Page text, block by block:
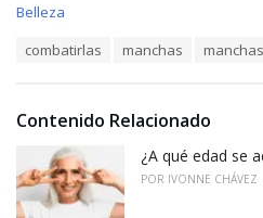
C
r
s
:
Belleza
:
combatirlas manchas
Contenido Relacionado
¿A qué edad se
POR IVONNE CHÁVEZ